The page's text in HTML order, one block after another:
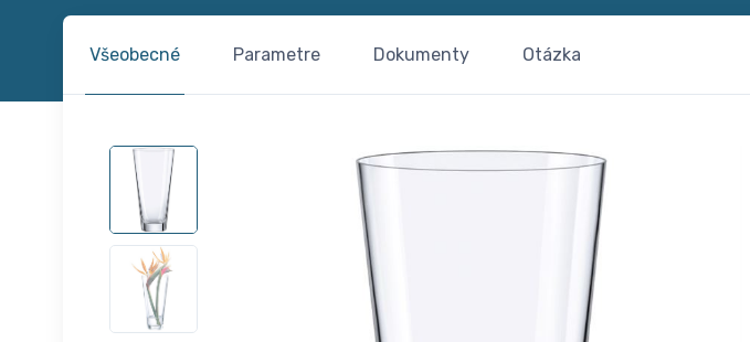
Všeobecné Parametre Dokumenty Otázka